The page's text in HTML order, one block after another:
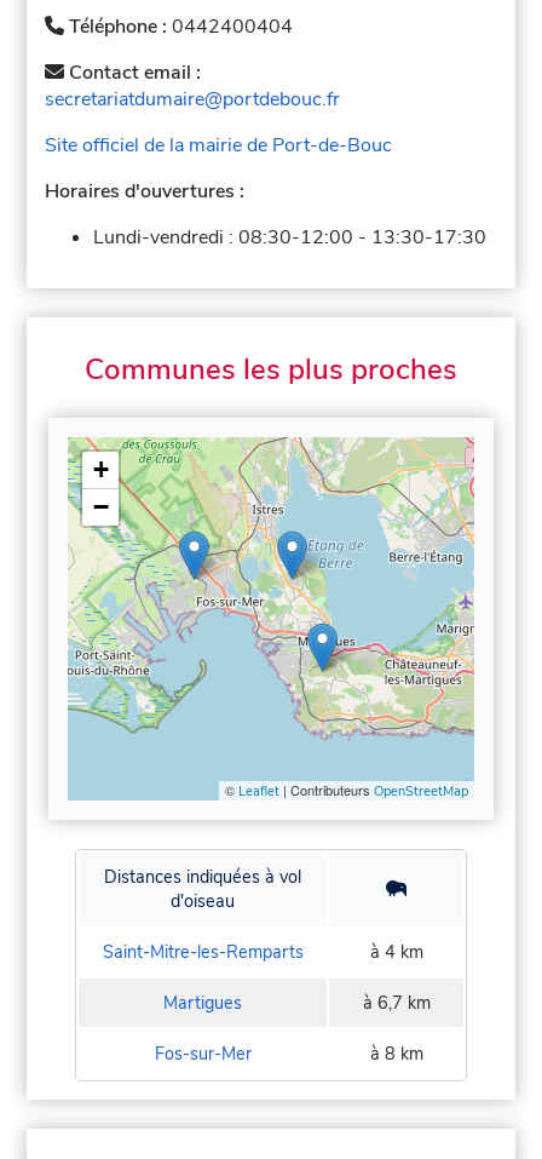
Téléphone :0442400404
Contact email :
secretariatdumaire@portdebouc.fr
Site officiel de la mairie de Port-de-Bouc
Horaires d'ouvertures :
Lundi-vendredi :08:30-12:00 - 13:30-17:30
Communes les plus proches
+
−
© Leaflet| Contributeurs OpenStreetMap
Distances indiquées à vol
d'oiseau
Saint-Mitre-les-Remparts à 4 km
Martigues à 6,7 km
Fos-sur-Mer à 8 km